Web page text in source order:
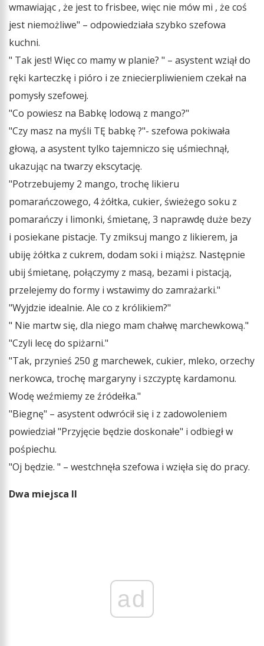
wmawiając , że jest to frisbee, więc nie mów mi , że coś
jest niemożliwe" – odpowiedziała szybko szefowa
kuchni.
" Tak jest! Więc co mamy w planie? " – asystent wziął do
ręki karteczkę i pióro i ze zniecierpliwieniem czekał na
pomysły szefowej.
"Co powiesz na Babkę lodową z mango?"
"Czy masz na myśli TĘ babkę ?"- szefowa pokiwała
głową, a asystent tylko tajemniczo się uśmiechnął,
ukazując na twarzy ekscytację.
"Potrzebujemy 2 mango, trochę likieru
pomarańczowego, 4 żółtka, cukier, świeżego soku z
pomarańczy i limonki, śmietanę, 3 naprawdę duże bezy
i posiekane pistacje. Ty zmiksuj mango z likierem, ja
ubiję żółtka z cukrem, dodam soki i miąższ. Następnie
ubij śmietanę, połączymy z masą, bezami i pistacją,
przelejemy do formy i wstawimy do zamrażarki."
"Wyjdzie idealnie. Ale co z królikiem?"
" Nie martw się, dla niego mam chałwę marchewkową."
"Czyli lecę do spiżarni."
"Tak, przynieś 250 g marchewek, cukier, mleko, orzechy
nerkowca, trochę margaryny i szczyptę kardamonu.
Wodę weźmiemy ze źródełka."
"Biegnę" – asystent odwrócił się i z zadowoleniem
powiedział "Przyjęcie będzie doskonałe" i odbiegł w
pośpiechu.
"Oj będzie. " – westchnęła szefowa i wzięła się do pracy.
Dwa miejsca II
ad